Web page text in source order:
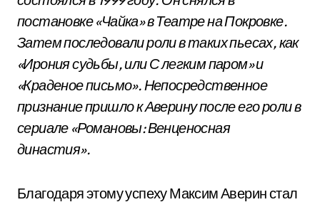
постановке «Чайка» в Театре на Покровке.
Затем последовали роли в таких пьесах, как
«Ирония судьбы, или С легким паром» и
«Краденое письмо». Непосредственное
признание пришло к Аверину после его роли в
сериале «Романовы: Венценосная
династия».
Благодаря этому успеху Максим Аверин стал